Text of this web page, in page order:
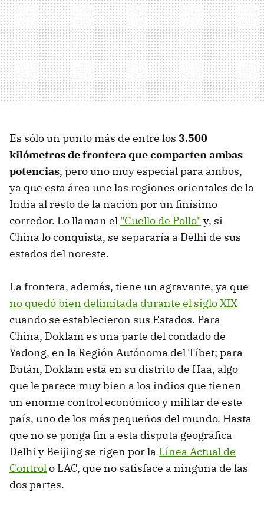
Es sólo un punto más de entre los 3.500
kilómetros de frontera que comparten ambas
potencias, pero uno muy especial para ambos,
ya que esta área une las regiones orientales de la
India al resto de la nación por un finísimo
corredor. Lo llaman el "Cuello de Pollo" y, si
China lo conquista, se separaría a Delhi de sus
estados del noreste.
La frontera, además, tiene un agravante, ya que
no quedó bien delimitada durante el siglo XIX
cuando se establecieron sus Estados. Para
China, Doklam es una parte del condado de
Yadong, en la Región Autónoma del Tíbet; para
Bután, Doklam está en su distrito de Haa, algo
que le parece muy bien a los indios que tienen
un enorme control económico y militar de este
país, uno de los más pequeños del mundo. Hasta
que no se ponga fin a esta disputa geográfica
Delhi y Beijing se rigen por la Línea Actual de
Controlo LAC, que no satisface a ninguna de las
dos partes.